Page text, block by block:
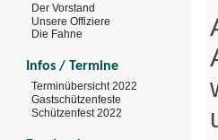
Der Vorstand
Unsere Offiziere
Die Fahne
Infos / Termine
Terminübersicht 2022
Gastschützenfeste
Schützenfest 2022